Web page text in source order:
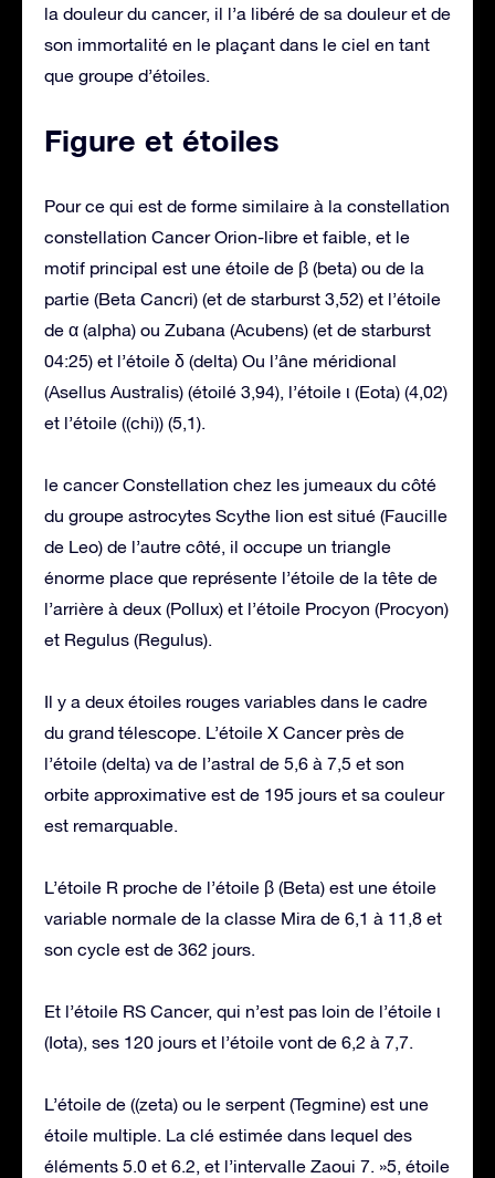
la douleur du cancer, il l’a libéré de sa douleur et de
son immortalité en le plaçant dans le ciel en tant
que groupe d’étoiles.
Figure et étoiles
Pour ce qui est de forme similaire à la constellation
constellation Cancer Orion-libre et faible, et le
motif principal est une étoile de β (beta) ou de la
partie (Beta Cancri) (et de starburst 3,52) et l’étoile
de α (alpha) ou Zubana (Acubens) (et de starburst
04:25) et l’étoile δ (delta) Ou l’âne méridional
(Asellus Australis) (étoilé 3,94), l’étoile ι (Eota) (4,02)
et l’étoile ((chi)) (5,1).
le cancer Constellation chez les jumeaux du côté
du groupe astrocytes Scythe lion est situé (Faucille
de Leo) de l’autre côté, il occupe un triangle
énorme place que représente l’étoile de la tête de
l’arrière à deux (Pollux) et l’étoile Procyon (Procyon)
et Regulus (Regulus).
Il y a deux étoiles rouges variables dans le cadre
du grand télescope. L’étoile X Cancer près de
l’étoile (delta) va de l’astral de 5,6 à 7,5 et son
orbite approximative est de 195 jours et sa couleur
est remarquable.
L’étoile R proche de l’étoile β (Beta) est une étoile
variable normale de la classe Mira de 6,1 à 11,8 et
son cycle est de 362 jours.
Et l’étoile RS Cancer, qui n’est pas loin de l’étoile ι
(Iota), ses 120 jours et l’étoile vont de 6,2 à 7,7.
L’étoile de ((zeta) ou le serpent (Tegmine) est une
étoile multiple. La clé estimée dans lequel des
éléments 5.0 et 6.2, et l’intervalle Zaoui 7. »5, étoile